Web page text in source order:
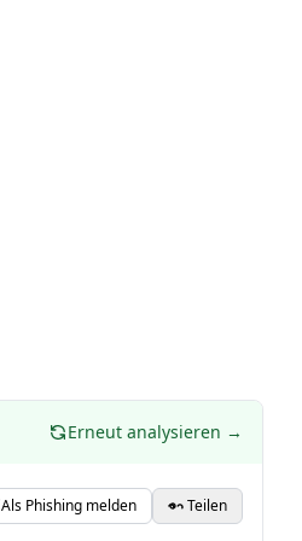
Erneut analysieren →
Als Phishing melden Teilen